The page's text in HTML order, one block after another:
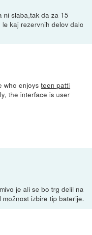
ni slaba,tak da za 15
kaj rezervnih delov dalo
who enjoysteen patti
the interface is user
je ali se bo trg delil na
izbire tip baterije.